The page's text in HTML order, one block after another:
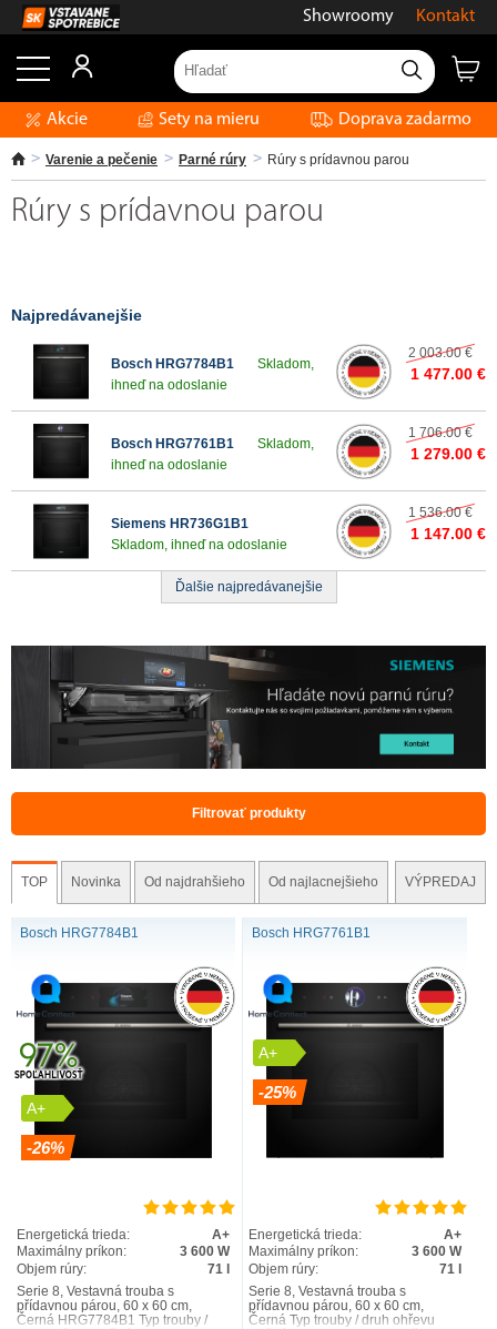
Showroomy Kontakt
Akcie Sety na mieru Doprava zadarmo
Varenie a pečenie Parné rúry Rúry s prídavnou parou
Rúry s prídavnou parou
Najpredávanejšie
Bosch HRG7784B1
Skladom,
ihneď na odoslanie
2 003.00 €
1 477.00 €
Bosch HRG7761B1
Skladom,
ihneď na odoslanie
1 706.00 €
1 279.00 €
Siemens HR736G1B1
Skladom, ihneď na odoslanie
1 536.00 €
1 147.00 €
Ďalšie najpredávanejšie
Filtrovať produkty
TOP Novinka Od najdrahšieho Od najlacnejšieho VÝPREDAJ
Bosch HRG7784B1
A+
-26%
Energetická trieda:
A+
Maximálny príkon:
3 600 W
Objem rúry:
71 l
Serie 8, Vestavná trouba s
přídavnou párou, 60 x 60 cm,
Černá HRG7784B1 Typ trouby /
Bosch HRG7761B1
A+
-25%
Energetická trieda:
A+
Maximálny príkon:
3 600 W
Objem rúry:
71 l
Serie 8, Vestavná trouba s
přídavnou párou, 60 x 60 cm,
Černá Typ trouby / druh ohřevu